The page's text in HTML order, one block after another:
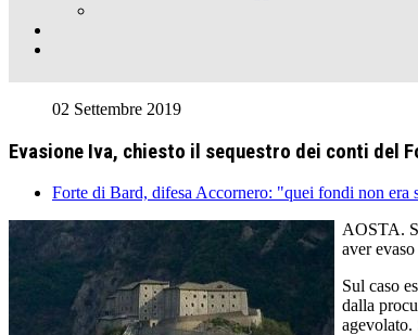
02 Settembre 2019
Evasione Iva, chiesto il sequestro dei conti del
Forte di Bard, difesa Accornero: "quei fondi non era
AOSTA.
aver
Sul caso
dalla